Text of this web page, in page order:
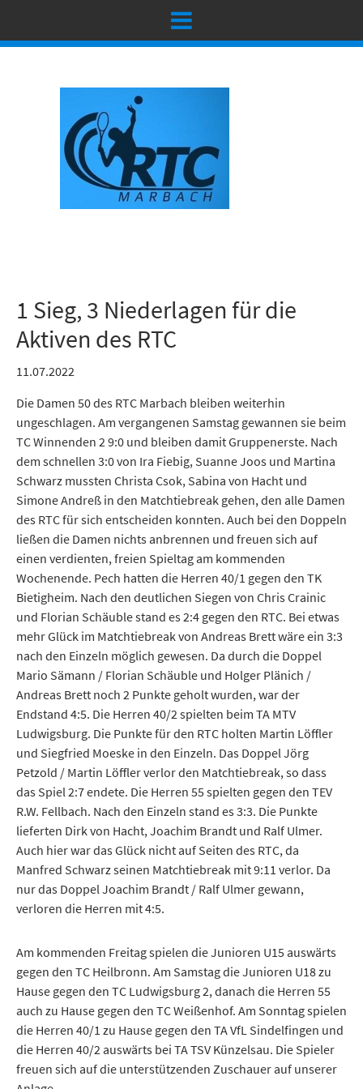
1 Sieg, 3 Niederlagen für die
Aktiven des RTC
11.07.2022
Die Damen 50 des RTC Marbach bleiben weiterhin
ungeschlagen. Am vergangenen Samstag gewannen sie beim
TC Winnenden 2 9:0 und bleiben damit Gruppenerste. Nach
dem schnellen 3:0 von Ira Fiebig, Suanne Joos und Martina
Schwarz mussten Christa Csok, Sabina von Hacht und
Simone Andreß in den Matchtiebreak gehen, den alle Damen
des RTC für sich entscheiden konnten. Auch bei den Doppeln
ließen die Damen nichts anbrennen und freuen sich auf
einen verdienten, freien Spieltag am kommenden
Wochenende. Pech hatten die Herren 40/1 gegen den TK
Bietigheim. Nach den deutlichen Siegen von Chris Crainic
und Florian Schäuble stand es 2:4 gegen den RTC. Bei etwas
mehr Glück im Matchtiebreak von Andreas Brett wäre ein 3:3
nach den Einzeln möglich gewesen. Da durch die Doppel
Mario Sämann / Florian Schäuble und Holger Plänich /
Andreas Brett noch 2 Punkte geholt wurden, war der
Endstand 4:5. Die Herren 40/2 spielten beim TA MTV
Ludwigsburg. Die Punkte für den RTC holten Martin Löffler
und Siegfried Moeske in den Einzeln. Das Doppel Jörg
Petzold / Martin Löffler verlor den Matchtiebreak, so dass
das Spiel 2:7 endete. Die Herren 55 spielten gegen den TEV
R.W. Fellbach. Nach den Einzeln stand es 3:3. Die Punkte
lieferten Dirk von Hacht, Joachim Brandt und Ralf Ulmer.
Auch hier war das Glück nicht auf Seiten des RTC, da
Manfred Schwarz seinen Matchtiebreak mit 9:11 verlor. Da
nur das Doppel Joachim Brandt / Ralf Ulmer gewann,
verloren die Herren mit 4:5.
Am kommenden Freitag spielen die Junioren U15 auswärts
gegen den TC Heilbronn. Am Samstag die Junioren U18 zu
Hause gegen den TC Ludwigsburg 2, danach die Herren 55
auch zu Hause gegen den TC Weißenhof. Am Sonntag spielen
die Herren 40/1 zu Hause gegen den TA VfL Sindelfingen und
die Herren 40/2 auswärts bei TA TSV Künzelsau. Die Spieler
freuen sich auf die unterstützenden Zuschauer auf unserer